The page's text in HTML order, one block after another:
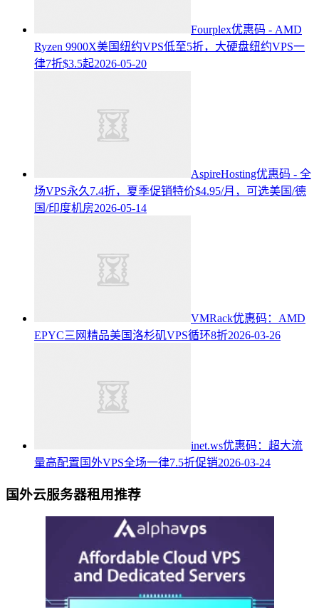
Fourplex优惠码 - AMD
Ryzen 9900X美国纽约VPS低至5折，大硬盘纽约VPS一
律7折$3.5起2026-05-20
AspireHosting优惠码 - 全
场VPS永久7.4折，夏季促销特价$4.95/月，可选美国/德
国/印度机房2026-05-14
VMRack优惠码：AMD
EPYC三网精品美国洛杉矶VPS循环8折2026-03-26
inet.ws优惠码：超大流
量高配置国外VPS全场一律7.5折促销2026-03-24
国外云服务器租用推荐